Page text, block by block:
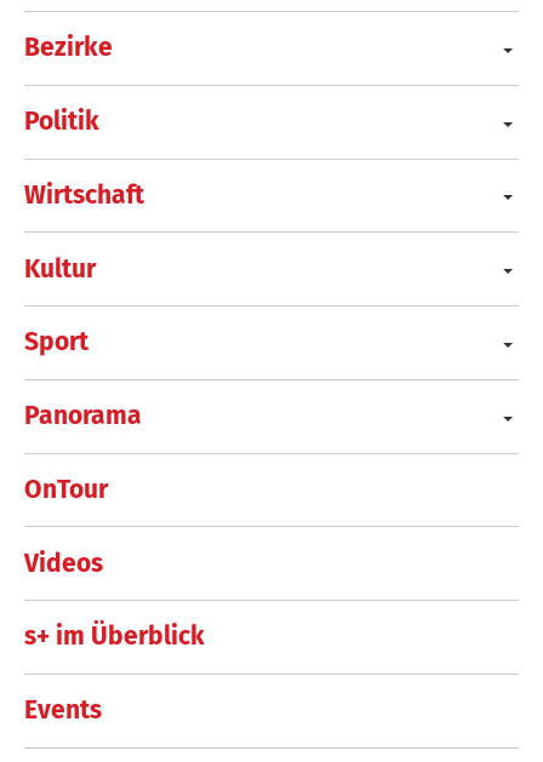
Bezirke
Politik
Wirtschaft
Kultur
Sport
Panorama
OnTour
Videos
s+ im Überblick
Events